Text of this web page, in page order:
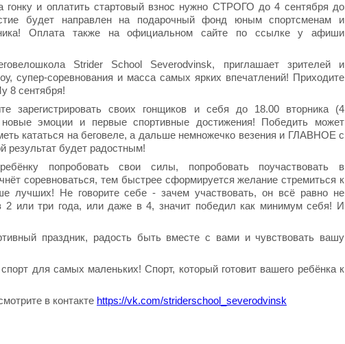
гонку и оплатить стартовый взнос нужно СТРОГО до 4 сентября до
будет направлен на подарочный фонд юным спортсменам и
Оплата также на официальном сайте по ссылке у афиши
Strider School Severodvinsk, приглашает зрителей и
супер-соревнования и масса самых ярких впечатлений! Приходите
8 сентября!
зарегистрировать своих гонщиков и себя до 18.00 вторника (4
эмоции и первые спортивные достижения! Победить может
кататься на беговеле, а дальше немножечко везения и ГЛАВНОЕ с
результат будет радостным!
попробовать свои силы, попробовать поучаствовать в
соревноваться, тем быстрее сформируется желание стремиться к
лучших! Не говорите себе - зачем участвовать, он всё равно не
или три года, или даже в 4, значит победил как минимум себя! И
праздник, радость быть вместе с вами и чувствовать вашу
для самых маленьких! Спорт, который готовит вашего ребёнка к
в контакте https://vk.com/striderschool_severodvinsk